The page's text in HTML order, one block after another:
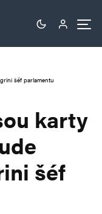
šéf parlamentu
karty
šéf